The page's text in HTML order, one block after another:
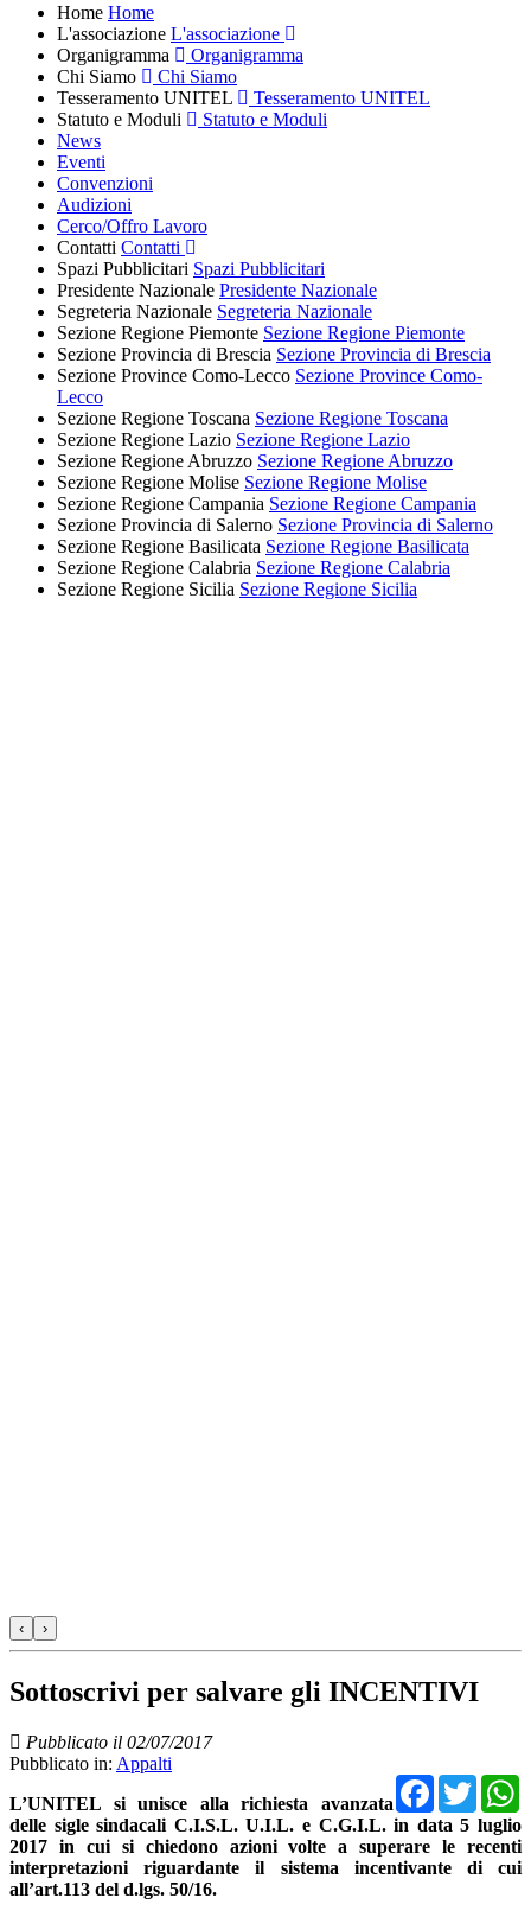
Home Home
L'associazione L'associazione
Organigramma
Organigramma
Chi Siamo
Chi Siamo
Tesseramento UNITEL
Tesseramento UNITEL
Statuto e Moduli
Statuto e Moduli
News
Eventi
Convenzioni
Audizioni
Cerco/Offro Lavoro
Contatti Contatti
Spazi Pubblicitari Spazi Pubblicitari
Presidente Nazionale Presidente Nazionale
Segreteria Nazionale Segreteria Nazionale
Sezione Regione Piemonte Sezione Regione Piemonte
Sezione Provincia di Brescia Sezione Provincia di Brescia
Sezione Province Como-Lecco Sezione Province Como-
Lecco
Sezione Regione Toscana Sezione Regione Toscana
Sezione Regione Lazio Sezione Regione Lazio
Sezione Regione Abruzzo Sezione Regione Abruzzo
Sezione Regione Molise Sezione Regione Molise
Sezione Regione Campania Sezione Regione Campania
Sezione Provincia di Salerno Sezione Provincia di Salerno
Sezione Regione Basilicata Sezione Regione Basilicata
Sezione Regione Calabria Sezione Regione Calabria
Sezione Regione Sicilia Sezione Regione Sicilia
‹ ›
Sottoscrivi per salvare gli INCENTIVI
Pubblicato il 02/07/2017
Pubblicato in: Appalti
L’UNITEL si unisce alla richiesta avanzata
delle sigle sindacali C.I.S.L. U.I.L. e C.G.I.L. in data 5 luglio
2017 in cui si chiedono azioni volte a superare le recenti
interpretazioni riguardante il sistema incentivante di cui
all’art.113 del d.lgs. 50/16.